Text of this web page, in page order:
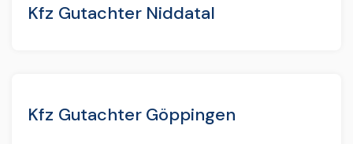
Kfz Gutachter Niddatal
Kfz Gutachter Göppingen